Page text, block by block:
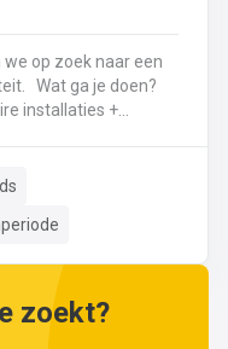
met
op zoek naar een
installaties +
gaan
Indien je nog vragen
zoekt?